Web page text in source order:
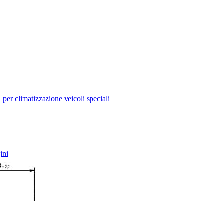
climatizzazione veicoli speciali